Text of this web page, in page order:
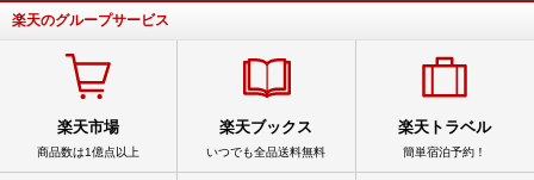
楽天のグループサービス
楽天市場
商品数は1億点以上
楽天ブックス
いつでも全品送料無料
楽天トラベル
簡単宿泊予約！